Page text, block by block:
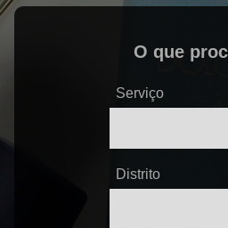
O que
Serviço
Distrito